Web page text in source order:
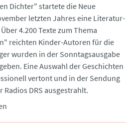
Dichter" startete die Neue
letzten Jahres eine Literatur-
4.200 Texte zum Thema
reichten Kinder-Autoren für die
wurden in der Sonntagsausgabe
Eine Auswahl der Geschichten
vertont und in der Sendung
DRS ausgestrahlt.